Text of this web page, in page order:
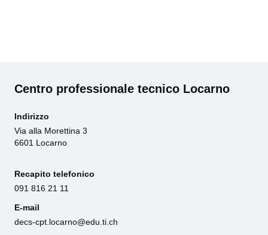
Centro professionale tecnico Locarno
Indirizzo
Via alla Morettina 3
6601 Locarno
Recapito telefonico
091 816 21 11
E-mail
decs-cpt.locarno@edu.ti.ch